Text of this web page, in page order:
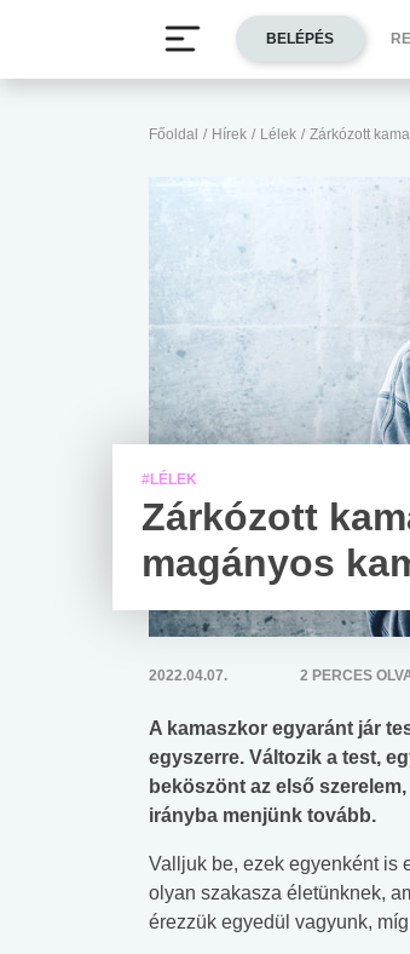
Főoldal / Hírek / Lélek / Zárkózott
#LÉLEK
Zárkózott
magányos
2022.04.07. 2 PERCES
A kamaszkor egyaránt jár
egyszerre. Változik a test,
beköszönt az első
irányba menjünk tovább.
Valljuk be, ezek egyenként is
olyan szakasza életünknek,
érezzük egyedül vagyunk,
BELÉPÉS